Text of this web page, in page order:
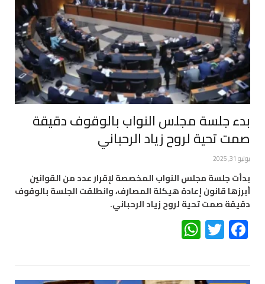
بدء جلسة مجلس النواب بالوقوف دقيقة
صمت تحية لروح زياد الرحباني
يوليو 31, 2025
بدأت جلسة مجلس النواب المخصصة لإقرار عدد من القوانين
أبرزها قانون إعادة هيكلة المصارف، وانطلقت الجلسة بالوقوف
دقيقة صمت تحية لروح زياد الرحباني.
Facebook
Twitter